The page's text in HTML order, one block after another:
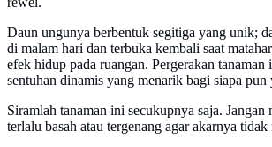
Daun ungunya berbentuk segitiga yang unik;
di malam hari dan terbuka kembali saat
efek hidup pada ruangan. Pergerakan tanaman
sentuhan dinamis yang menarik bagi siapa pun
Siramlah tanaman ini secukupnya saja. Jangan
terlalu basah atau tergenang agar akarnya